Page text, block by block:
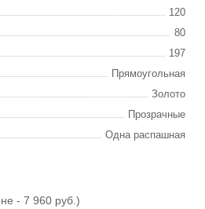
120
80
197
Прямоугольная
Золото
Прозрачные
Одна распашная
- 7 960 руб.)